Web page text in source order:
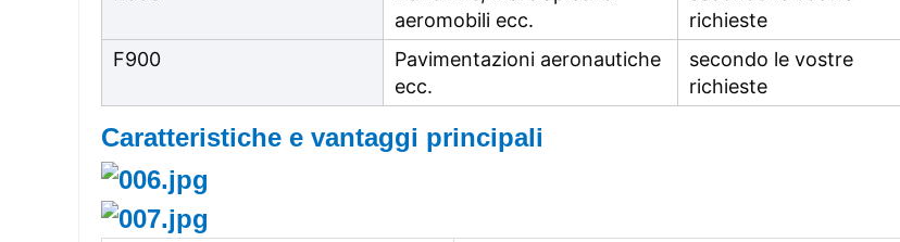
aeromobili ecc.
richieste
F900
Pavimentazioni aeronautiche
ecc.
secondo le vostre
richieste
Caratteristiche e vantaggi principali